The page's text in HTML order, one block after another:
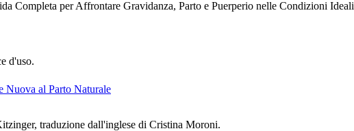
Completa per Affrontare Gravidanza, Parto e Puerperio nelle Condizioni Ideali
d'uso.
Nuova al Parto Naturale
traduzione dall'inglese di Cristina Moroni.